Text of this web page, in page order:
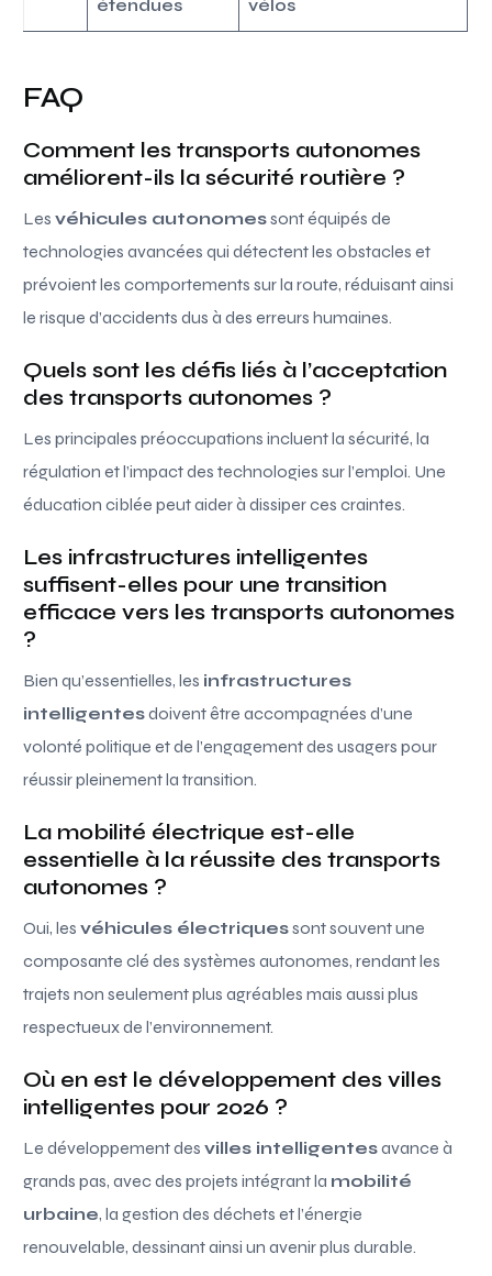
étendues vélos
FAQ
Comment les transports autonomes
améliorent-ils la sécurité routière ?
Lesvéhicules autonomessont équipés de
technologies avancées qui détectent les obstacles et
prévoient les comportements sur la route, réduisant ainsi
le risque d’accidents dus à des erreurs humaines.
Quels sont les défis liés à l’acceptation
des transports autonomes ?
Les principales préoccupations incluent la sécurité, la
régulation et l’impact des technologies sur l’emploi. Une
éducation ciblée peut aider à dissiper ces craintes.
Les infrastructures intelligentes
suffisent-elles pour une transition
efficace vers les transports autonomes
?
Bien qu’essentielles, les infrastructures
intelligentesdoivent être accompagnées d’une
volonté politique et de l’engagement des usagers pour
réussir pleinement la transition.
La mobilité électrique est-elle
essentielle à la réussite des transports
autonomes ?
Oui, lesvéhicules électriquessont souvent une
composante clé des systèmes autonomes, rendant les
trajets non seulement plus agréables mais aussi plus
respectueux de l’environnement.
Où en est le développement des villes
intelligentes pour 2026 ?
Le développement desvilles intelligentesavance à
grands pas, avec des projets intégrant la mobilité
urbaine, la gestion des déchets et l’énergie
renouvelable, dessinant ainsi un avenir plus durable.